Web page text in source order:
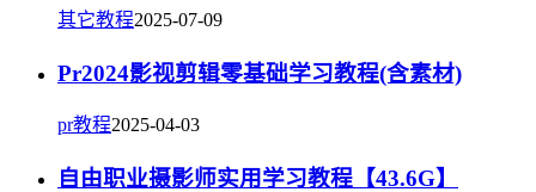
其它教程2025-07-09
Pr2024影视剪辑零基础学习教程(含素材)
pr教程2025-04-03
自由职业摄影师实用学习教程【43.6G】